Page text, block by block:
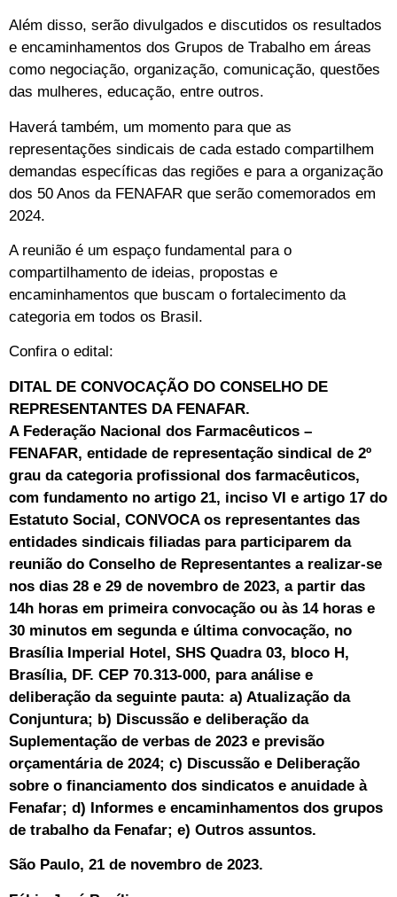
Além disso, serão divulgados e discutidos os resultados
e encaminhamentos dos Grupos de Trabalho em áreas
como negociação, organização, comunicação, questões
das mulheres, educação, entre outros.
Haverá também, um momento para que as
representações sindicais de cada estado compartilhem
demandas específicas das regiões e para a organização
dos 50 Anos da FENAFAR que serão comemorados em
2024.
A reunião é um espaço fundamental para o
compartilhamento de ideias, propostas e
encaminhamentos que buscam o fortalecimento da
categoria em todos os Brasil.
Confira o edital:
DITAL DE CONVOCAÇÃO DO CONSELHO DE
REPRESENTANTES DA FENAFAR.
A Federação Nacional dos Farmacêuticos –
FENAFAR, entidade de representação sindical de 2º
grau da categoria profissional dos farmacêuticos,
com fundamento no artigo 21, inciso VI e artigo 17 do
Estatuto Social, CONVOCA os representantes das
entidades sindicais filiadas para participarem da
reunião do Conselho de Representantes a realizar-se
nos dias 28 e 29 de novembro de 2023, a partir das
14h horas em primeira convocação ou às 14 horas e
30 minutos em segunda e última convocação, no
Brasília Imperial Hotel, SHS Quadra 03, bloco H,
Brasília, DF. CEP 70.313-000, para análise e
deliberação da seguinte pauta: a) Atualização da
Conjuntura; b) Discussão e deliberação da
Suplementação de verbas de 2023 e previsão
orçamentária de 2024; c) Discussão e Deliberação
sobre o financiamento dos sindicatos e anuidade à
Fenafar; d) Informes e encaminhamentos dos grupos
de trabalho da Fenafar; e) Outros assuntos.
São Paulo, 21 de novembro de 2023.